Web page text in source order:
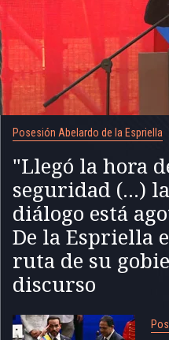
Posesión Abelardo de la Espriella
"Llegó la hora
seguridad (...)
diálogo está
De la Espriella
ruta de su
discurso